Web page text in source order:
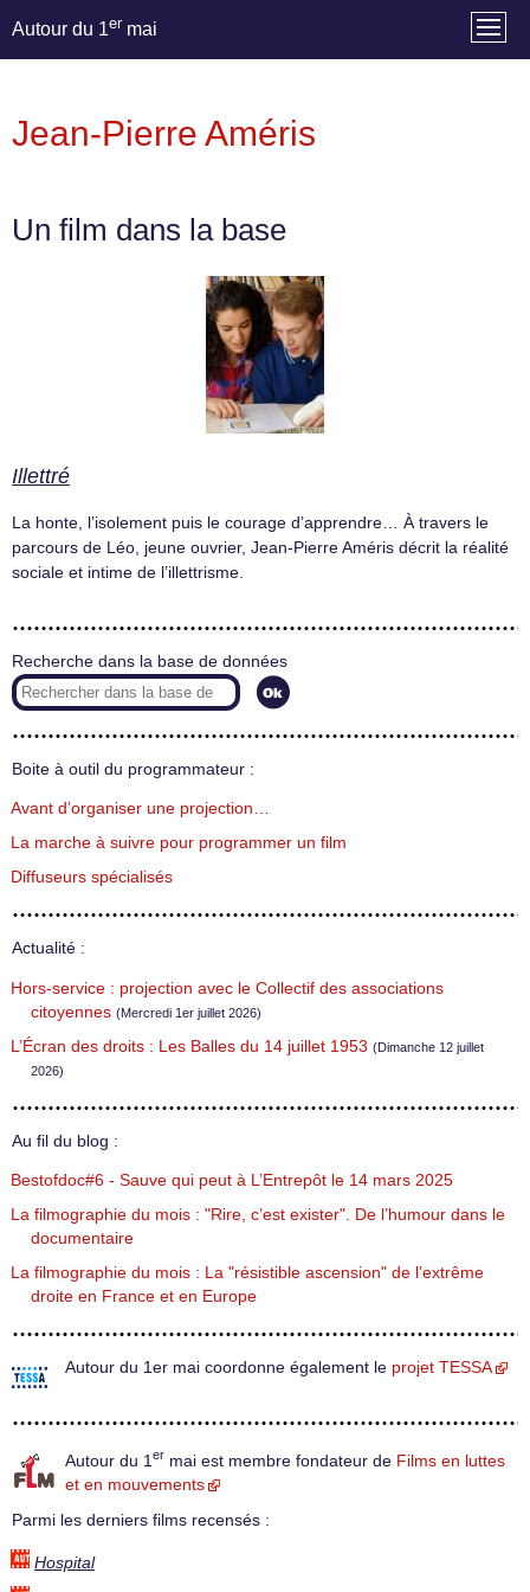
Autour du 1er mai
Jean-Pierre Améris
Un film dans la base
Illettré
La honte, l’isolement puis le courage d’apprendre… À travers le
parcours de Léo, jeune ouvrier, Jean-Pierre Améris décrit la réalité
sociale et intime de l’illettrisme.
Recherche dans la base de données
Boite à outil du programmateur :
Avant d’organiser une projection…
La marche à suivre pour programmer un film
Diffuseurs spécialisés
Actualité :
Hors-service : projection avec le Collectif des associations
citoyennes (Mercredi 1er juillet 2026)
L’Écran des droits : Les Balles du 14 juillet 1953 (Dimanche 12 juillet
2026)
Au fil du blog :
Bestofdoc#6 - Sauve qui peut à L’Entrepôt le 14 mars 2025
La filmographie du mois : "Rire, c’est exister". De l’humour dans le
documentaire
La filmographie du mois : La "résistible ascension" de l’extrême
droite en France et en Europe
Autour du 1er mai coordonne également le projet TESSA
Autour du 1 er mai est membre fondateur de Films en luttes
et en mouvements
Parmi les derniers films recensés :
Hospital